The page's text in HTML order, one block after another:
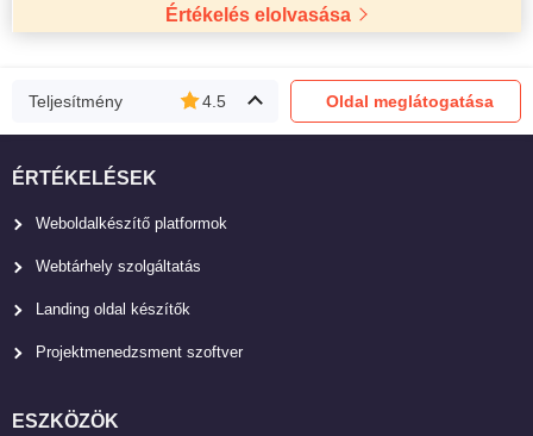
Értékelés elolvasása
Teljesítmény 4.5 Oldal meglátogatása
ÉRTÉKELÉSEK
Weboldalkészítő platformok
Webtárhely szolgáltatás
Landing oldal készítők
Projektmenedzsment szoftver
ESZKÖZÖK